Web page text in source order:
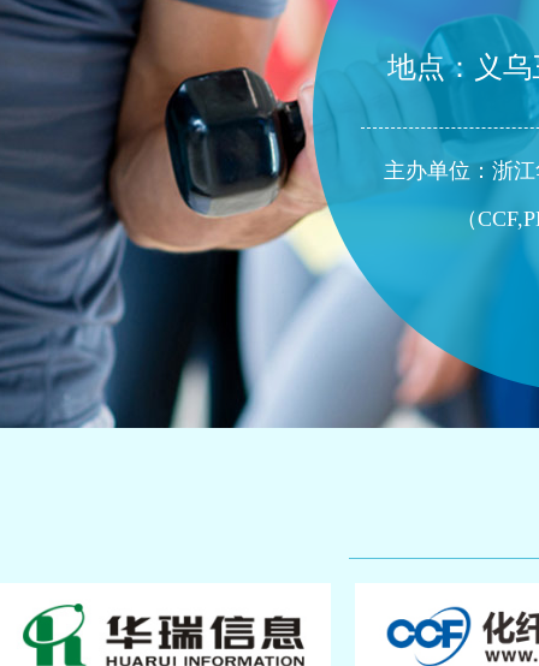
地点：义
主办单位：浙
（CCF,